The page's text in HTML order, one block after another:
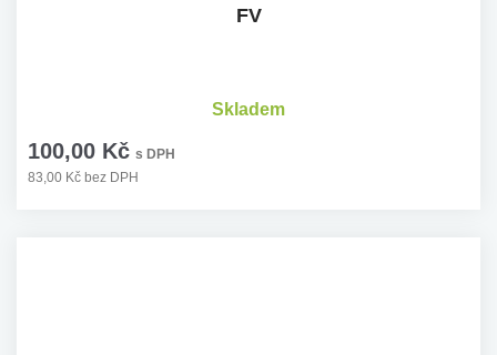
FV
100,00 Kč s DPH
83,00 Kč bez DPH
Skladem